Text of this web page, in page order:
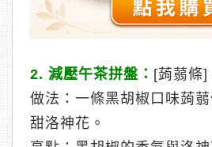
2. 減壓午茶拼盤： [蒟蒻條
做法：一條黑胡椒口味蒟
甜洛神花。